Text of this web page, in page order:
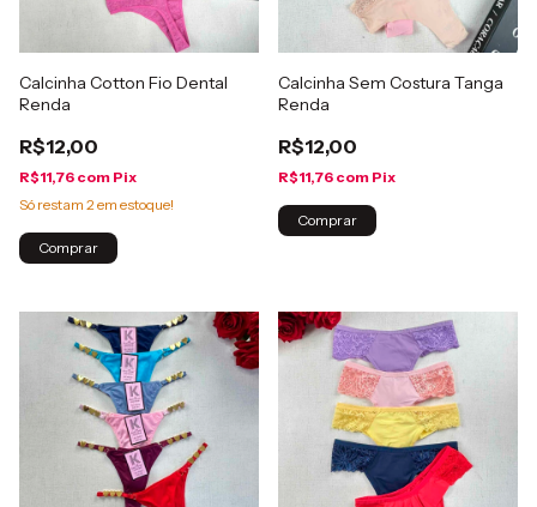
Calcinha Cotton Fio Dental
Renda
R$12,00
R$11,76 com Pix
Só restam 2em estoque!
Comprar
Calcinha Sem Costura Tanga
Renda
R$12,00
R$11,76 com Pix
Comprar